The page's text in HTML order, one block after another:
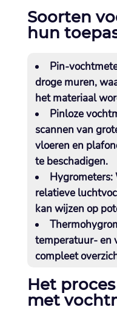
Soorten
hun
Pin-
droge muren,
het materiaal
Pinloze
scannen van
vloeren en
te beschadigen.​
Hygrometers:
relatieve
kan wijzen op
temperatuur- en
compleet
Het
met